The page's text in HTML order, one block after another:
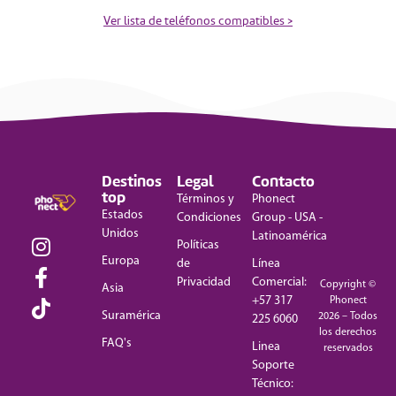
Ver lista de teléfonos compatibles >
Destinos
top
Estados
Unidos
Europa
Asia
Suramérica
FAQ's
Legal
Términos y
Condiciones
Políticas
de
Privacidad
Contacto
Phonect
Group - USA -
Latinoamérica
Línea
Comercial:
+57 317
225 6060
Linea
Soporte
Técnico:
Copyright ©
Phonect
2026 – Todos
los derechos
reservados